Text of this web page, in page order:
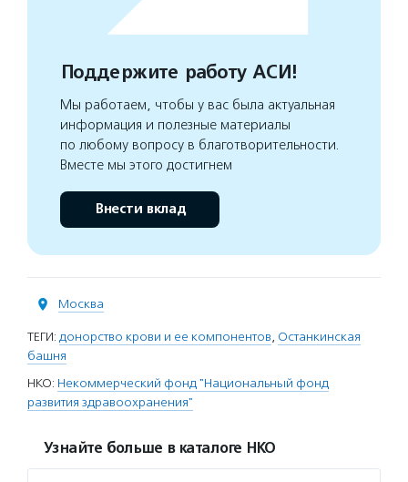
Поддержите работу АСИ!
Мы работаем, чтобы у вас была актуальная
информация и полезные материалы
по любому вопросу в благотворительности.
Вместе мы этого достигнем
Внести вклад
Москва
ТЕГИ: донорство крови и ее компонентов, Останкинская
башня
НКО: Некоммерческий фонд "Национальный фонд
развития здравоохранения"
Узнайте больше в каталоге НКО